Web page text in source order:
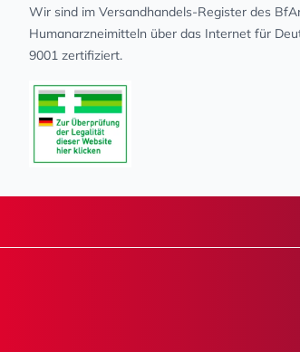
Wir sind im Versandhandels-Register des
Human­arz­nei­mit­teln über das Internet für
9001 zertifiziert.